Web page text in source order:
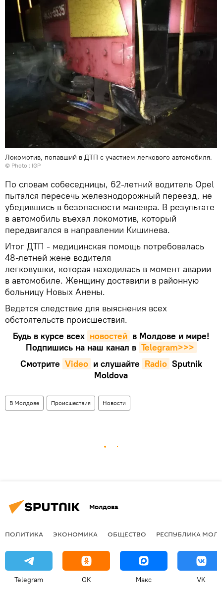
Локомотив, попавший в ДТП с участием легкового автомобиля.
© Photo : IGP
По словам собеседницы, 62-летний водитель Opel
пытался пересечь железнодорожный переезд, не
убедившись в безопасности маневра. В результате
в автомобиль въехал локомотив, который
передвигался в направлении Кишинева.
Итог ДТП - медицинская помощь потребовалась
48-летней жене водителя
легковушки, которая находилась в момент аварии
в автомобиле. Женщину доставили в районную
больницу Новых Анены.
Ведется следствие для выяснения всех
обстоятельств происшествия.
Будь в курсе всех новостей в Молдове и мире!
Подпишись на наш канал в Telegram>>>
Смотрите Video и слушайте Radio Sputnik
Moldova
В Молдове Происшествия Новости
Молдова
ПОЛИТИКА ЭКОНОМИКА ОБЩЕСТВО РЕСПУБЛИКА
Telegram OK Макс VK